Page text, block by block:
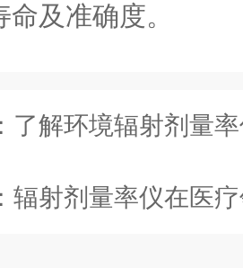
及准确度。
了解环境辐射剂量
辐射剂量率仪在医疗领